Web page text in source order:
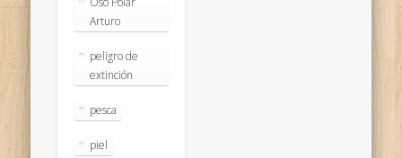
Arturo
peligro de
extinción
pesca
piel